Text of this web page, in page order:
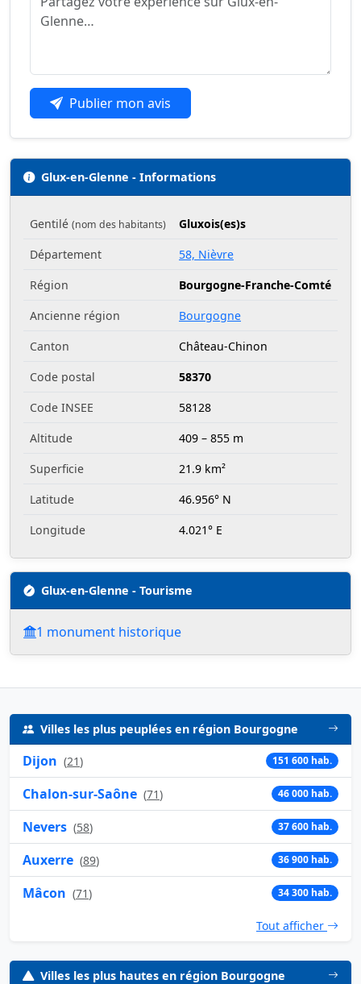
Publier mon avis
Glux-en-Glenne - Informations
Gentilé (nom des habitants)
Gluxois(es)s
Département
58, Nièvre
Région
Bourgogne-Franche-Comté
Ancienne région
Bourgogne
Canton
Château-Chinon
Code postal
58370
Code INSEE
58128
Altitude
409 – 855 m
Superficie
21.9 km²
Latitude
46.956° N
Longitude
4.021° E
Glux-en-Glenne - Tourisme
1 monument historique
Villes les plus peuplées en région Bourgogne
Dijon (21) 151 600 hab.
Chalon-sur-Saône (71) 46 000 hab.
Nevers (58) 37 600 hab.
Auxerre (89) 36 900 hab.
Mâcon (71) 34 300 hab.
Tout afficher
Villes les plus hautes en région Bourgogne